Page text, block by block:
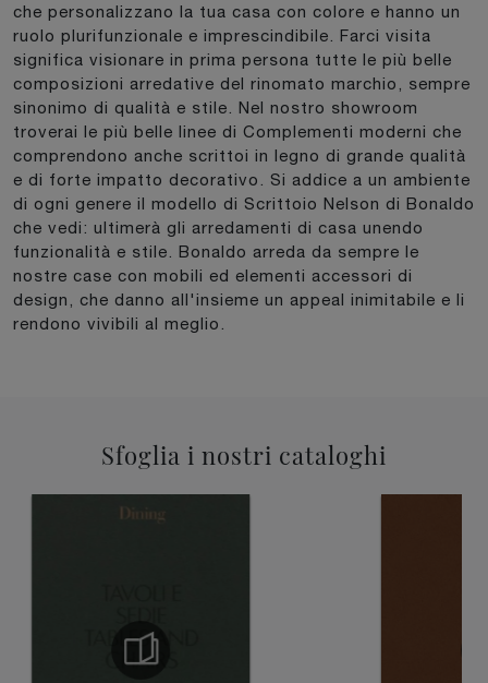
che personalizzano la tua casa con colore e hanno un
ruolo plurifunzionale e imprescindibile. Farci visita
significa visionare in prima persona tutte le più belle
composizioni arredative del rinomato marchio, sempre
sinonimo di qualità e stile. Nel nostro showroom
troverai le più belle linee di Complementi moderni che
comprendono anche scrittoi in legno di grande qualità
e di forte impatto decorativo. Si addice a un ambiente
di ogni genere il modello di Scrittoio Nelson di Bonaldo
che vedi: ultimerà gli arredamenti di casa unendo
funzionalità e stile. Bonaldo arreda da sempre le
nostre case con mobili ed elementi accessori di
design, che danno all'insieme un appeal inimitabile e li
rendono vivibili al meglio.
Sfoglia i nostri cataloghi